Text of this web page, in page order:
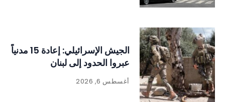
الجيش الإسرائيلي: إعادة 15 مدنياً
عبروا الحدود إلى لبنان
أغسطس 6, 2026